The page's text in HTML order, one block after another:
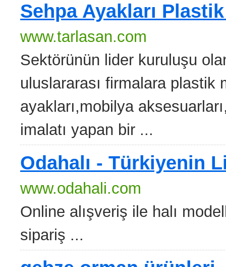
Sehpa Ayakları
www.tarlasan.com
Sektörünün lider kuruluşu
uluslararası firmalara plastik
ayakları,mobilya
imalatı yapan bir ...
Odahalı - Türkiyenin
www.odahali.com
Online alışveriş ile halı
sipariş ...